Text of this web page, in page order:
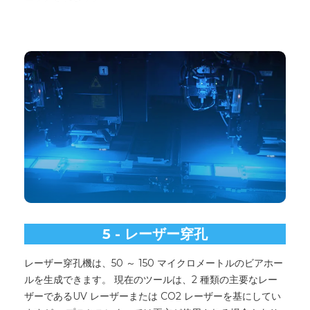
5 - レーザー穿孔
レーザー穿孔機は、50 ～ 150 マイクロメートルのビアホー
ルを生成できます。 現在のツールは、2 種類の主要なレー
ザーであるUV レーザーまたは CO2 レーザーを基にしてい